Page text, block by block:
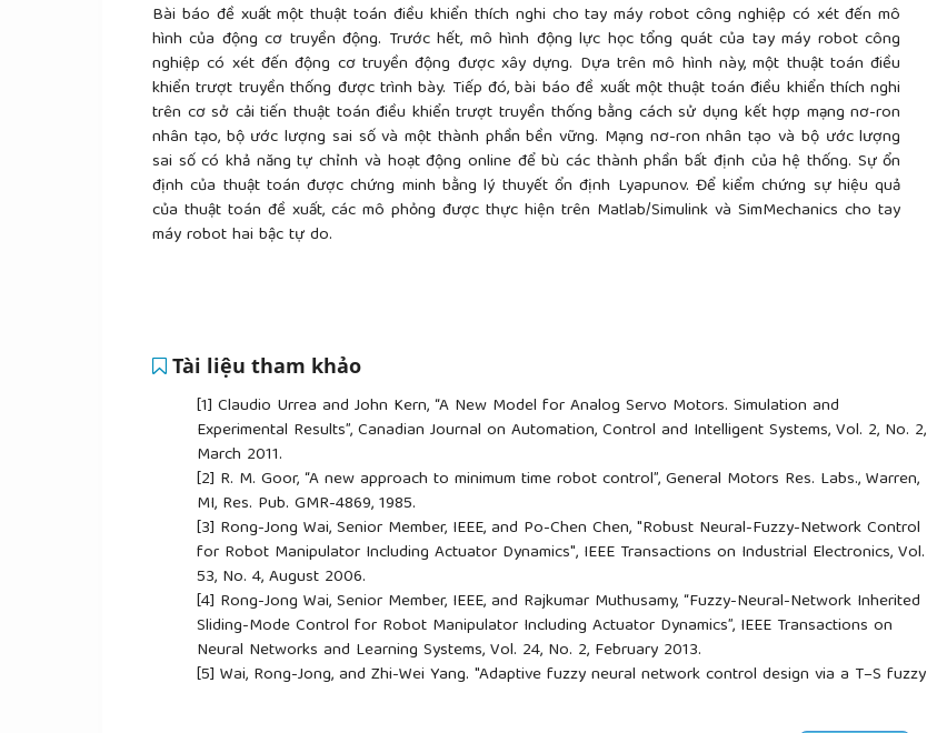
Bài báo đề xuất một thuật toán điều khiển thích nghi cho tay máy robot công nghiệp có xét đến mô
hình của động cơ truyền động. Trước hết, mô hình động lực học tổng quát của tay máy robot công
nghiệp có xét đến động cơ truyền động được xây dựng. Dựa trên mô hình này, một thuật toán điều
khiển trượt truyền thống được trình bày. Tiếp đó, bài báo đề xuất một thuật toán điều khiển thích nghi
trên cơ sở cải tiến thuật toán điều khiển trượt truyền thống bằng cách sử dụng kết hợp mạng nơ-ron
nhân tạo, bộ ước lượng sai số và một thành phần bền vững. Mạng nơ-ron nhân tạo và bộ ước lượng
sai số có khả năng tự chỉnh và hoạt động online để bù các thành phần bất định của hệ thống. Sự ổn
định của thuật toán được chứng minh bằng lý thuyết ổn định Lyapunov. Để kiểm chứng sự hiệu quả
của thuật toán đề xuất, các mô phỏng được thực hiện trên Matlab/Simulink và SimMechanics cho tay
máy robot hai bậc tự do.
Tài liệu tham khảo
[1] Claudio Urrea and John Kern, “A New Model for Analog Servo Motors. Simulation and
Experimental Results”, Canadian Journal on Automation, Control and Intelligent Systems, Vol. 2, No. 2,
March 2011.
[2] R. M. Goor, “A new approach to minimum time robot control”, General Motors Res. Labs., Warren,
MI, Res. Pub. GMR-4869, 1985.
[3] Rong-Jong Wai, Senior Member, IEEE, and Po-Chen Chen, "Robust Neural-Fuzzy-Network Control
for Robot Manipulator Including Actuator Dynamics", IEEE Transactions on Industrial Electronics, Vol.
53, No. 4, August 2006.
[4] Rong-Jong Wai, Senior Member, IEEE, and Rajkumar Muthusamy, “Fuzzy-Neural-Network Inherited
Sliding-Mode Control for Robot Manipulator Including Actuator Dynamics”, IEEE Transactions on
Neural Networks and Learning Systems, Vol. 24, No. 2, February 2013.
[5] Wai, Rong-Jong, and Zhi-Wei Yang. "Adaptive fuzzy neural network control design via a T–S fuzzy